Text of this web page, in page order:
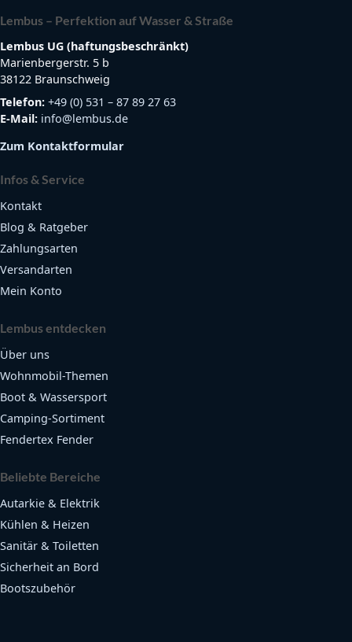
Lembus – Perfektion auf Wasser & Straße
Lembus UG (haftungsbeschränkt)
Marienbergerstr. 5 b
38122 Braunschweig
Telefon: +49 (0) 531 – 87 89 27 63
E-Mail: info@lembus.de
Zum Kontaktformular
Infos & Service
Kontakt
Blog & Ratgeber
Zahlungsarten
Versandarten
Mein Konto
Lembus entdecken
Über uns
Wohnmobil-Themen
Boot & Wassersport
Camping-Sortiment
Fendertex Fender
Beliebte Bereiche
Autarkie & Elektrik
Kühlen & Heizen
Sanitär & Toiletten
Sicherheit an Bord
Bootszubehör